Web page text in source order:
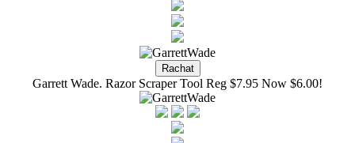
Garrett Wade. Razor Scraper Tool Reg $7.95 Now $6.00!